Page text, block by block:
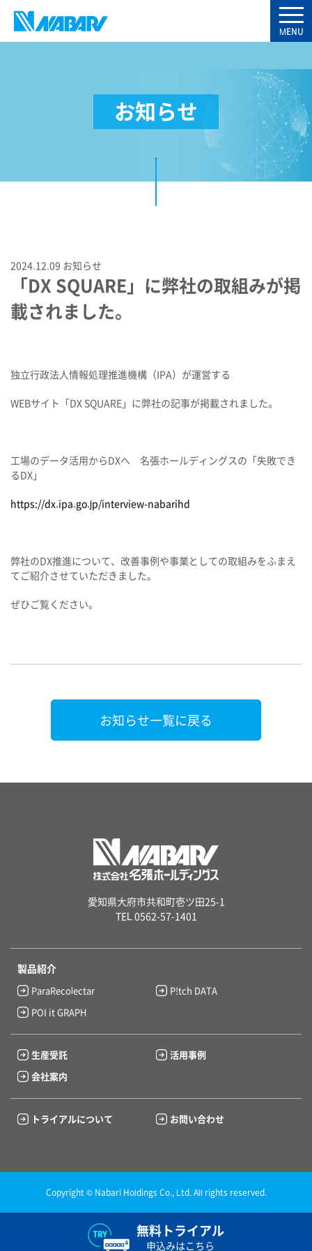
無料トライアル
申込みはこちら
お知らせ
2024.12.09 お知らせ
「DX SQUARE」に弊社の取組みが掲
載されました。
独立行政法人情報処理推進機構（IPA）が運営する
WEBサイト「DX SQUARE」 に弊社の記事が掲載されました。
工場のデータ活用からDXへ 名張ホールディングスの「失敗でき
るDX」
https://dx.ipa.go.jp/interview-nabarihd
弊社のDX推進について、改善事例や事業としての取組みをふまえ
てご紹介させていただきました。
ぜひご覧ください。
お知らせ一覧に戻る
愛知県大府市共和町壱ツ田25-1
TEL 0562-57-1401
製品紹介
ParaRecolectar
P!tch DATA
POI it GRAPH
生産受託 活用事例
会社案内
トライアルについて お問い合わせ
Copyright © Nabari Holdings Co., Ltd. All rights reserved.